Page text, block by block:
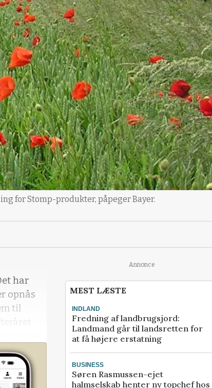
for Stomp-produkter, påpeger Bayer.
har
opnås
til
har
effekt
Annonce
MEST LÆSTE
INDLAND
Fredning af landbrugsjord:
Landmand går til landsretten for
at få højere erstatning
BUSINESS
Søren Rasmussen-ejet
halmselskab henter ny topchef hos